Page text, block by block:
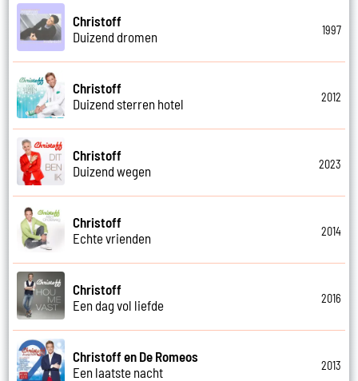
Christoff
Duizend dromen
1997
Christoff
Duizend sterren hotel
2012
Christoff
Duizend wegen
2023
Christoff
Echte vrienden
2014
Christoff
Een dag vol liefde
2016
Christoff en De Romeos
Een laatste nacht
2013